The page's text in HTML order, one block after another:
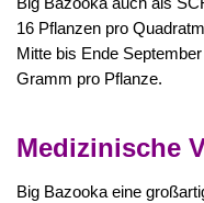
16 Pflanzen pro
Mitte bis Ende
Gramm pro Pflanze.
Medizinische
Big Bazooka eine